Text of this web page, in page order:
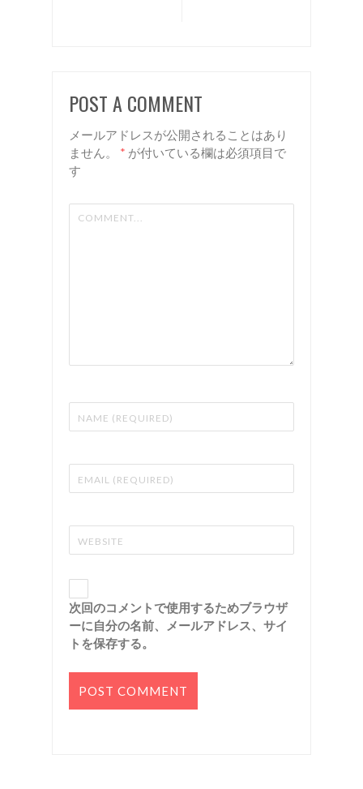
訪 岡
谷 美容
室 リア
ン
POST A COMMENT
メールアドレスが公開されることはあり
ません。
* が付いている欄は必須項目で
す
次回のコメントで使用するためブラウザ
ーに自分の名前、メールアドレス、サイ
トを保存する。